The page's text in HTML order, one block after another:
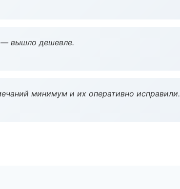
— вышло дешевле.
минимум и их оперативно исправили.